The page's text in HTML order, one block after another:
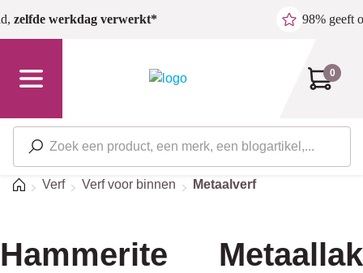
Ga naar de hoofdinhoud
zelfde werkdag verwerkt* 98% geeft
0
Home
Verf Verf voor binnen Metaalverf
Hammerite Metaallak